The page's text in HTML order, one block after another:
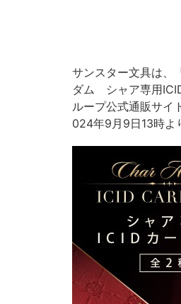
サンスター文具は、
ダム シャア専用
ループ公式通販サイ
024年9月9日13時よ